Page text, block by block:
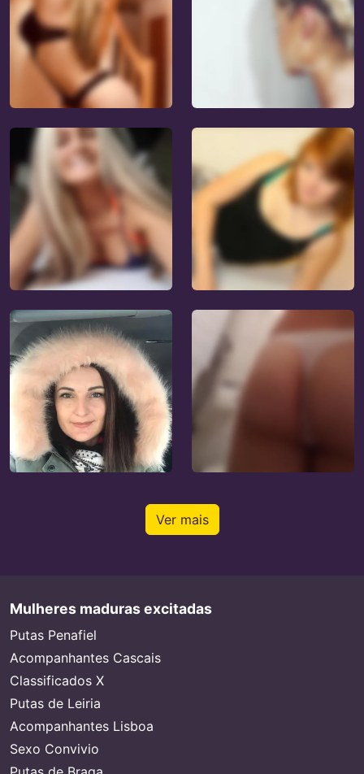
Ver mais
Mulheres maduras excitadas
Putas Penafiel
Acompanhantes Cascais
Classificados X
Putas de Leiria
Acompanhantes Lisboa
Sexo Convivio